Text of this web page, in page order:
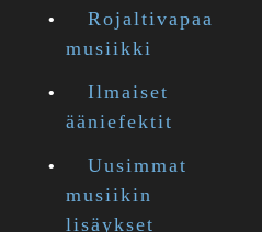
Rojaltivapaa
musiikki
Ilmaiset
ääniefektit
Uusimmat
musiikin
lisäykset